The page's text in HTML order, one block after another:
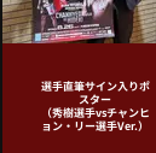
選手直筆サイン入りポ
スター
（秀樹選手vsチャンヒ
ョン・リー選手Ver.）